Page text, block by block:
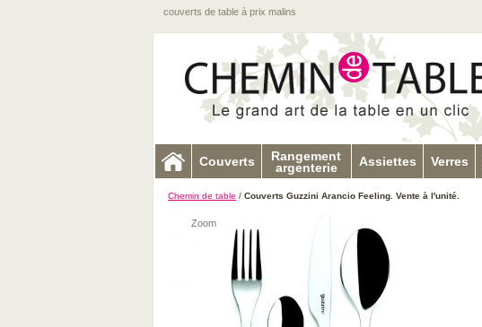
couverts de table à prix malins
Couverts
Rangement
argenterie
Assiettes Verres
Chemin de table / Couverts Guzzini Arancio Feeling. Vente à l'unité.
Zoom